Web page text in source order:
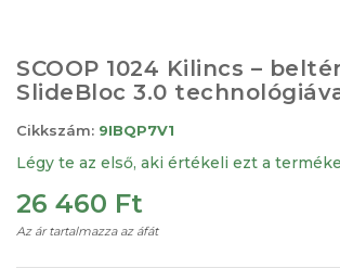
SCOOP 1024 Kilincs –
SlideBloc 3.0
Cikkszám: 9IBQP7V1
Légy te az első, aki értékeli ezt a
26 460 Ft
Az ár tartalmazza az áfát
elejére